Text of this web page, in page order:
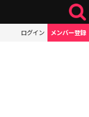
ログイン メンバー登録